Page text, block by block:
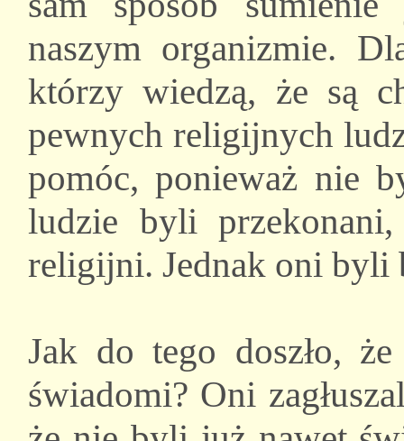
naszym organizmie.
którzy wiedzą, że są
pewnych religijnych
pomóc, ponieważ nie
ludzie byli
religijni. Jednak oni byli
Jak do tego doszło,
świadomi? Oni